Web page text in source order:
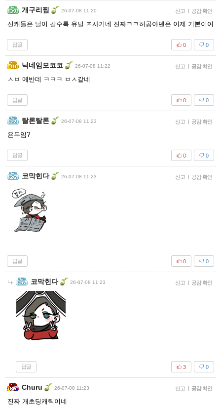
개구리찜 26-07-08 11:20 신고 공감 확인
신캐들은 날이 갈수록 유틸 ㅈ사기네 진짜ㅋㅋ허공아덴은 이제 기본이여
답글 0
0
닉네임모코코 26-07-08 11:22 신고 공감 확인
ㅅㅂ 에반데 ㅋㅋㅋ ㅂㅅ같네
답글 0
0
탈론탈론 26-07-08 11:23 신고 공감 확인
욘두임?
답글 0
0
코막힌다 26-07-08 11:23 신고 공감 확인
답글 0
0
코막힌다 26-07-08 11:23 신고 공감 확인
답글 0
3
Churu 26-07-08 11:23 신고 공감 확인
진짜 개초딩캐릭이네